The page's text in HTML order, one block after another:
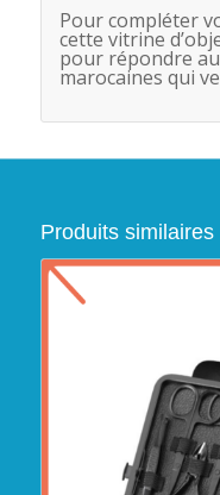
Pour compléter
cette vitrine
pour répondre
marocaines qui
Produits similaires